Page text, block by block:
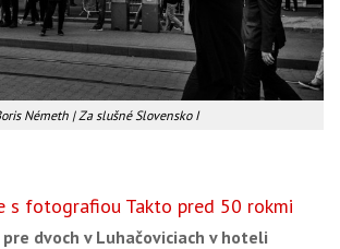
Németh | Za slušné Slovensko I
s fotografiou Takto pred 50 rokmi
dvoch v Luhačoviciach v hoteli